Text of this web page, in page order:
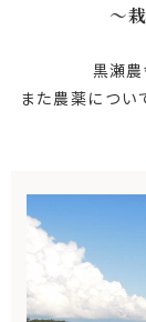
～
黒瀬農
また農薬につい